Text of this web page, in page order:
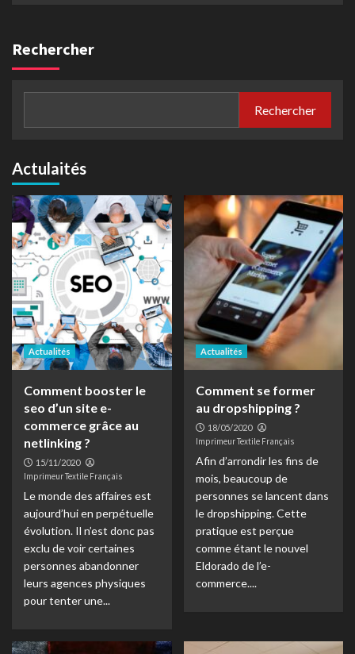
Rechercher
Rechercher
Actulaités
Actualités
Comment booster le
seo d’un site e-
commerce grâce au
netlinking ?
15/11/2020
Imprimeur Textile Français
Le monde des affaires est
aujourd’hui en perpétuelle
évolution. Il n’est donc pas
exclu de voir certaines
personnes abandonner
leurs agences physiques
pour tenter une...
Actualités
Comment se former
au dropshipping ?
18/05/2020
Imprimeur Textile Français
Afin d’arrondir les fins de
mois, beaucoup de
personnes se lancent dans
le dropshipping. Cette
pratique est perçue
comme étant le nouvel
Eldorado de l’e-
commerce....